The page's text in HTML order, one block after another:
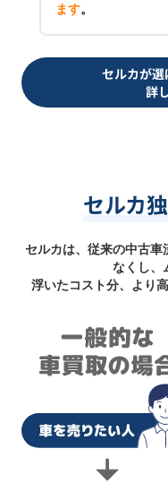
ます。
セルカが
詳
セルカ
セルカは、従来の中古
なくし、
浮いたコスト分、より